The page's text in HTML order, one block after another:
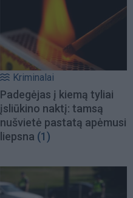
Kriminalai
Padegėjas į kiemą tyliai
įsliūkino naktį: tamsą
nušvietė pastatą apėmusi
liepsna (1)